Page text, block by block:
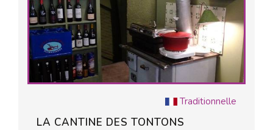
Traditionnelle
LA CANTINE DES TONTONS